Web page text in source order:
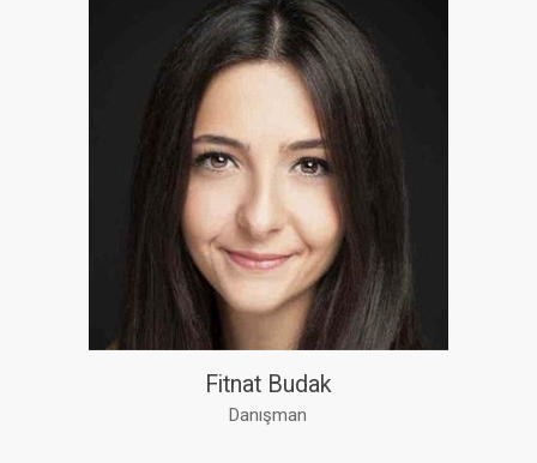
Fitnat Budak
Danışman